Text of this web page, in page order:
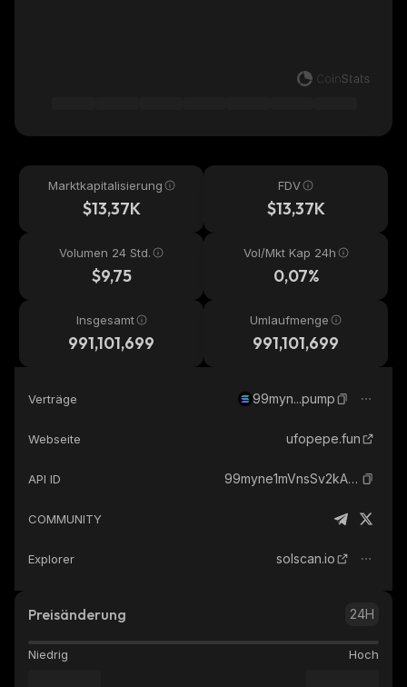
Marktkapitalisierung
$13,37K
FDV
$13,37K
Volumen 24 Std.
$9,75
Vol/Mkt Kap 24h
0,07%
Insgesamt
991,101,699
Umlaufmenge
991,101,699
Verträge 99myn...pump
Webseite ufopepe.fun
API ID 99myne1mVnsSv2kAkzZDfNnwf5Xb4SASJnaCRXdbpump_solana
COMMUNITY
Explorer solscan.io
Preisänderung 24H
Niedrig Hoch